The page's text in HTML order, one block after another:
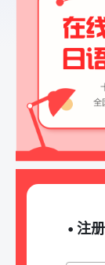
• 注册